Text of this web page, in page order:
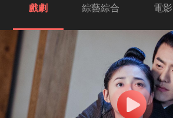
戲劇 綜藝綜合 電影